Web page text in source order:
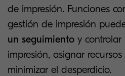
de impresión. Funciones
gestión de impresión
un seguimiento y
impresión, asignar
minimizar el desperdicio.